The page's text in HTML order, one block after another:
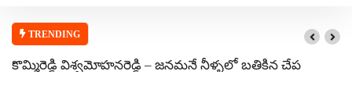
TRENDING
కొమ్మిరెడ్డి విశ్వమోహనరెడ్డి – జనమనే నీళ్ళలో బతికిన చేప